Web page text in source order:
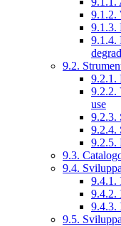
9.1.2.
9.1.3.
9.1.4.
9.2.
9.2.1.
9.2.2.
use
9.2.3.
9.2.4.
9.2.5.
9.3.
9.4.
9.4.1.
9.4.2.
9.4.3.
9.5.